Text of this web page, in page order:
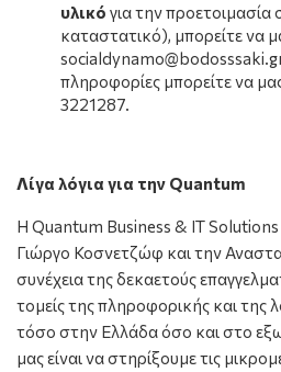
υλικό για την προετοιμασία
καταστατικό), μπορείτε να
πληροφορίες μπορείτε να
3221287.
Λίγα λόγια για την Quantum
Η Quantum Business & IT Solutions
Γιώργο Κοσνετζώφ και την
συνέχεια της δεκαετούς
τομείς της πληροφορικής και της
τόσο στην Ελλάδα όσο και στο
μας είναι να στηρίξουμε τις